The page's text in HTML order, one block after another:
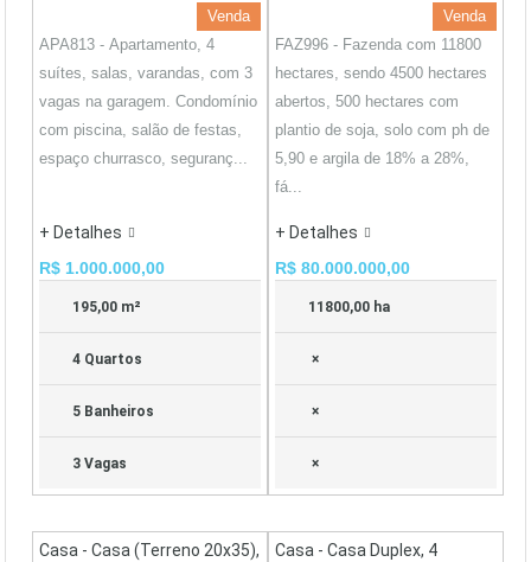
Venda
APA813 - Apartamento, 4
suítes, salas, varandas, com 3
vagas na garagem. Condomínio
com piscina, salão de festas,
espaço churrasco, seguranç...
+ Detalhes
R$ 1.000.000,00
195,00 m²
4 Quartos
5 Banheiros
3 Vagas
Venda
FAZ996 - Fazenda com 11800
hectares, sendo 4500 hectares
abertos, 500 hectares com
plantio de soja, solo com ph de
5,90 e argila de 18% a 28%,
fá...
+ Detalhes
R$ 80.000.000,00
11800,00 ha
×
×
×
Casa - Casa (terreno 20x35),
Casa - Casa Duplex, 4